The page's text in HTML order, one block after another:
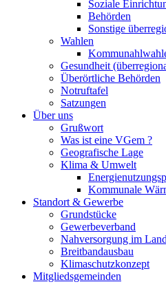
Soziale
Behörden
Sonstige
Wahlen
Gesundheit
Überörtliche Behörden
Notruftafel
Satzungen
Über uns
Grußwort
Was ist eine VGem ?
Geografische Lage
Klima & Umwelt
Kommunale
Standort & Gewerbe
Grundstücke
Gewerbeverband
Nahversorgung im
Breitbandausbau
Klimaschutzkonzept
Mitgliedsgemeinden